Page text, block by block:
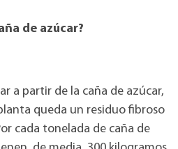
de azúcar?
a partir de la caña de azúcar,
queda un residuo fibroso
cada tonelada de caña de